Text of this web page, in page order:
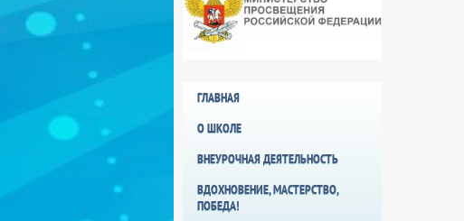
ГЛАВНАЯ
О ШКОЛЕ
ВНЕУРОЧНАЯ ДЕЯТЕЛЬНОСТЬ
ВДОХНОВЕНИЕ, МАСТЕРСТВО,
ПОБЕДА!